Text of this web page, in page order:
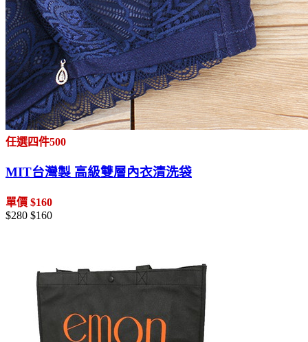
任選四件500
MIT台灣製 高級雙層內衣清洗袋
單價 $160
$280 $160